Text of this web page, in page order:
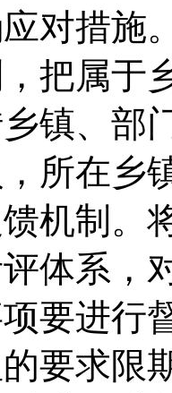
对措施
把属于
镇、部
所在乡
机制。
体系，
要进行
要求限